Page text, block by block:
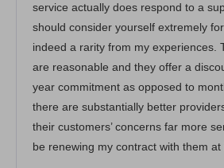
service actually does respond to a
should consider yourself extremely
indeed a rarity from my experiences.
are reasonable and they offer a
year commitment as opposed to
there are substantially better
their customers’ concerns far more
be renewing my contract with them at